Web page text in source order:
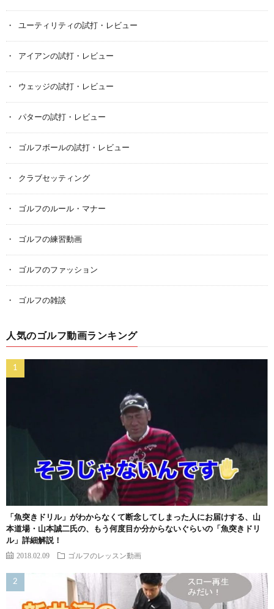
ユーティリティの試打・レビュー
アイアンの試打・レビュー
ウェッジの試打・レビュー
パターの試打・レビュー
ゴルフボールの試打・レビュー
クラブセッティング
ゴルフのルール・マナー
ゴルフの練習動画
ゴルフのファッション
ゴルフの雑談
人気のゴルフ動画ランキング
「魚突きドリル」がわからなくて断念してしまった人にお届けする、山
本道場・山本誠二氏の、もう何度目か分からないぐらいの「魚突きドリ
ル」詳細解説！
2018.02.09 ゴルフのレッスン動画